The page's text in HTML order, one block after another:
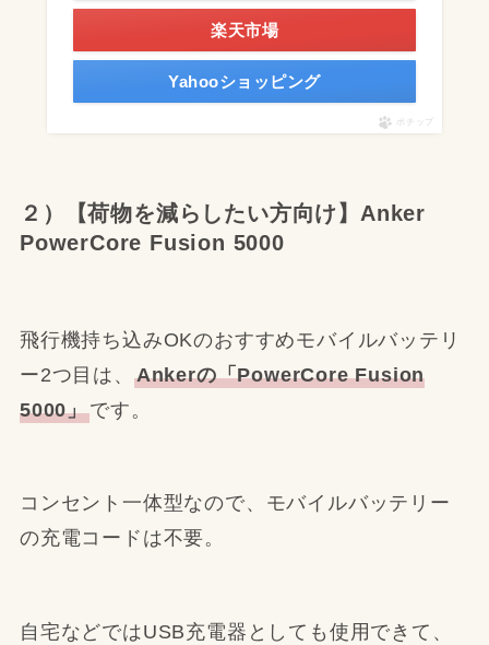
楽天市場
Yahooショッピング
ポチップ
２）【荷物を減らしたい方向け】Anker
PowerCore Fusion 5000
飛行機持ち込みOKのおすすめモバイルバッテリ
ー2つ目は、 Ankerの「PowerCore Fusion
5000」です。
コンセント一体型なので、モバイルバッテリー
の充電コードは不要。
自宅などではUSB充電器としても使用できて、